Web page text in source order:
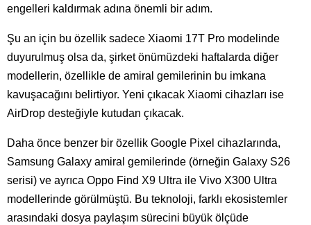
engelleri kaldırmak adına önemli bir adım.
Şu an için bu özellik sadece Xiaomi 17T Pro modelinde
duyurulmuş olsa da, şirket önümüzdeki haftalarda diğer
modellerin, özellikle de amiral gemilerinin bu imkana
kavuşacağını belirtiyor. Yeni çıkacak Xiaomi cihazları ise
AirDrop desteğiyle kutudan çıkacak.
Daha önce benzer bir özellik Google Pixel cihazlarında,
Samsung Galaxy amiral gemilerinde (örneğin Galaxy S26
serisi) ve ayrıca Oppo Find X9 Ultra ile Vivo X300 Ultra
modellerinde görülmüştü. Bu teknoloji, farklı ekosistemler
arasındaki dosya paylaşım sürecini büyük ölçüde